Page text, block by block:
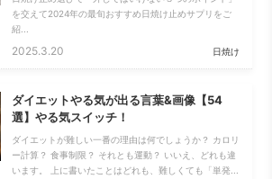
を交えて2024年の最旬おすすめ日焼け止めサプリをご
紹...
2025.3.20 日焼け
ダイエットやる気が出る言葉&画像【54
選】やる気スイッチ！
ダイエットが難しい一番の理由は何でしょうか？ カロリ
ー計算？ 食事制限？ それとも運動？ いいえ、どれも違
います。 上に書いたことはどれも、難しくても「単発...